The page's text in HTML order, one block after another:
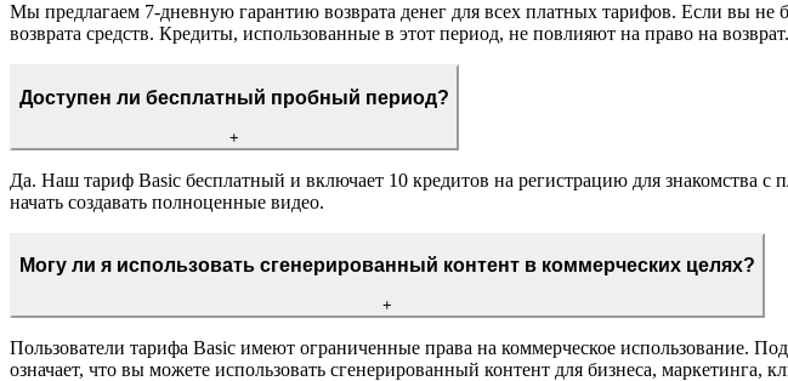
Мы предлагаем 7-дневную гарантию возврата денег для всех платных тарифов. Если вы
возврата средств. Кредиты, использованные в этот период, не повлияют на право на возврат.
Доступен ли бесплатный пробный период?
+
Да. Наш тариф Basic бесплатный и включает 10 кредитов на регистрацию для знакомства с
начать создавать полноценные видео.
Могу ли я использовать сгенерированный контент в коммерческих целях?
+
Пользователи тарифа Basic имеют ограниченные права на коммерческое использование.
означает, что вы можете использовать сгенерированный контент для бизнеса, маркетинга,